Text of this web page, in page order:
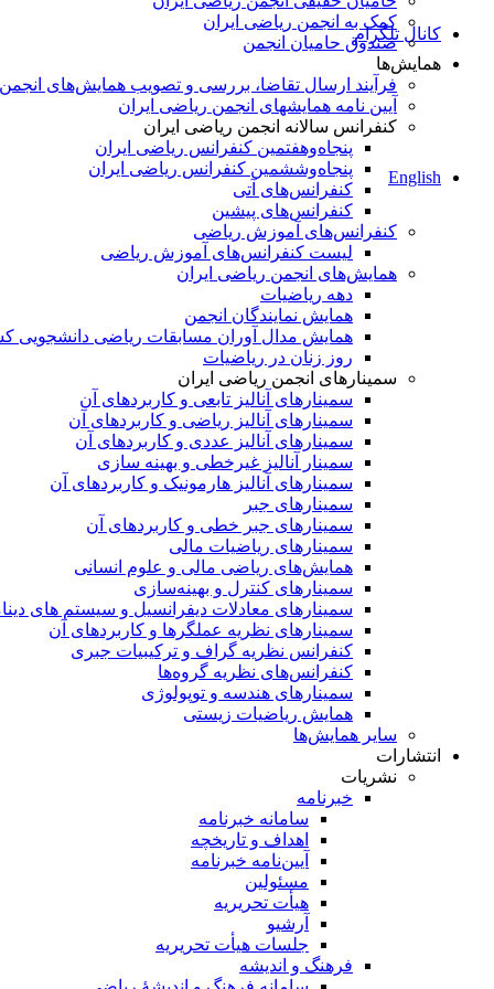
کانال تلگرام
English
کمک به انجمن ریاضی ایران
صندوق حامیان انجمن
همایش‌ها
فرآیند ارسال تقاضا، بررسی و تصویب همایش‌های انجمن
آیین نامه همایشهای انجمن ریاضی ایران
کنفرانس‌ سالانه انجمن ریاضی ایران
پنجاه‌و‌هفتمین کنفرانس ریاضی ایران
پنجاه‌و‌ششمین کنفرانس ریاضی ایران
کنفرانس‌های آتی
کنفرانس‎‌های پیشین
کنفرانس‌های آموزش ریاضی
لیست کنفرانس‌های آموزش ریاضی
همایش‌های انجمن ریاضی ایران
دهه ریاضیات
همایش نمایندگان انجمن
همایش مدال آوران مسابقات ریاضی دانشجویی
روز زنان در ریاضیات
سمینارهای انجمن ریاضی ایران
سمینارهای آنالیز تابعی و کاربردهای آن
سمینارهای آنالیز ریاضی و کاربردهای آن
سمینارهای آنالیز عددی و کاربردهای آن
سمینار آنالیز غیرخطی و بهینه سازی
سمینارهای آنالیز هارمونیک و کاربردهای آن
سمینار‌های جبر
سمینارهای جبر خطی و کاربردهای آن
سمینار‌های ریاضیات مالی
همایش‌های ریاضی مالی و علوم انسانی
سمینارهای کنترل و بهینه‌سازی
سمینارهای معادلات دیفرانسیل و سیستم های
سمینار‌های نظریه عملگرها و کاربردهای آن
کنفرانس نظریه گراف و ترکیبیات جبری
کنفرانس‌های نظریه گروه‌ها
سمینار‌های هندسه و توپولوژی
همایش ریاضیات زیستی
سایر همایش‌ها
انتشارات
نشریات
خبرنامه
سامانه خبرنامه
اهداف و تاریخچه
آیین‌نامه خبرنامه
مسئولین
هیأت تحریریه
آرشیو
جلسات هیأت تحریریه
فرهنگ و اندیشه